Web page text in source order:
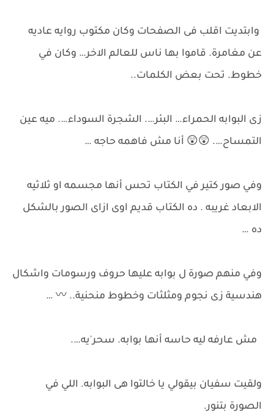
وابتديت اقلب فى الصفحات وكان مكتوب روايه عاديه
عن مغامرة. قاموا بها ناس للعالم الاخر… وكان في
خطوط. تحت بعض الكلمات..
زى البوابه الحمراء… البئر…. الشجرة السوداء…. ميه عين
التمساح…. 😲😲 أنا مش فاهمه حاجه …
وفي صور كتير في الكتاب تحس أنها مجسمه او ثلاثيه
الابعاد غريبه . ده الكتاب قديم اوى ازاى الصور بالشكل
ده …
وفي منهم صورة ل بوابه عليها حروف ورسومات واشكال
هندسية زى نجوم ومثلثات وخطوط منحنية.. 〰 …
مش عارفه ليه حاسه أنها بوابه. سحر'يه….
ولقيت سفيان بيقولي يا خالتوا هى البوابه. اللي في
الصورة بتنور.